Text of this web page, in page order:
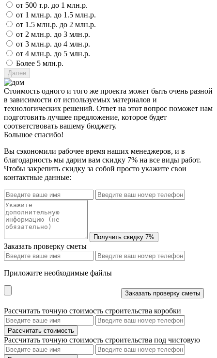
от 500 т.р. до 1 млн.р.
от 1 млн.р. до 1.5 млн.р.
от 1.5 млн.р. до 2 млн.р.
от 2 млн.р. до 3 млн.р.
от 3 млн.р. до 4 млн.р.
от 4 млн.р. до 5 млн.р.
Более 5 млн.р.
Стоимость одного и того же проекта может быть очень разной
в зависимости от используемых материалов и
технологических решений. Ответ на этот вопрос поможет нам
подготовить лучшее предложение, которое будет
соответствовать вашему бюджету.
Большое спасибо!
Вы сэкономили рабочее время наших менеджеров, и в
благодарность мы дарим вам скидку 7% на все виды работ.
Чтобы закрепить скидку за собой просто укажите свои
контактные данные:
Заказать проверку сметы
Приложите необходимые файлы
Рассчитать точную стоимость строительства коробки
Рассчитать точную стоимость строительства под чистовую